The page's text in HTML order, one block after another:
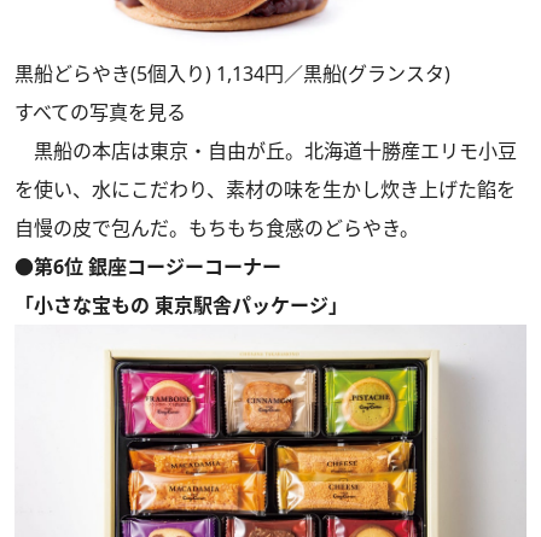
黒船どらやき(5個入り) 1,134円／黒船(グランスタ)
すべての写真を見る
黒船の本店は東京・自由が丘。北海道十勝産エリモ小豆
を使い、水にこだわり、素材の味を生かし炊き上げた餡を
自慢の皮で包んだ。もちもち食感のどらやき。
●第6位 銀座コージーコーナー
「小さな宝もの 東京駅舎パッケージ」